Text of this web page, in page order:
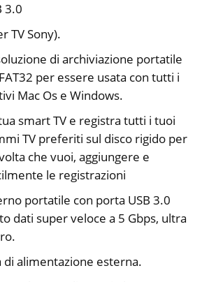
3.0
TV Sony).
di archiviazione portatile
per essere usata con tutti i
Mac Os e Windows.
smart TV e registra tutti i tuoi
TV preferiti sul disco rigido per
che vuoi, aggiungere e
le registrazioni
portatile con porta USB 3.0
dati super veloce a 5 Gbps, ultra
di alimentazione esterna.